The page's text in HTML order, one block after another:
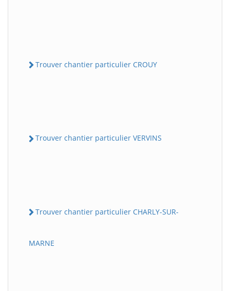
Trouver chantier particulier CROUY
Trouver chantier particulier VERVINS
Trouver chantier particulier CHARLY-SUR-
MARNE